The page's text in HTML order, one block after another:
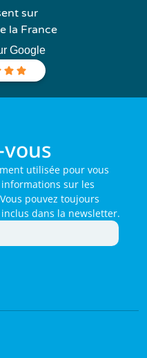
sur
la France
Google
utilisée pour vous
sur les
pouvez toujours
dans la newsletter.